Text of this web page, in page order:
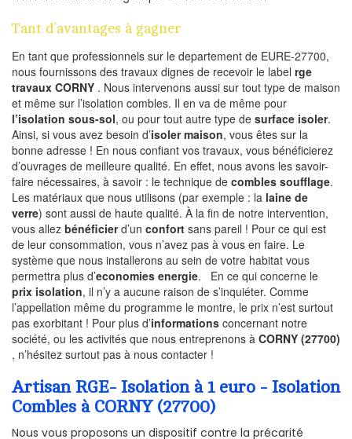
Tant d’avantages à gagner
En tant que professionnels sur le departement de EURE-27700,
nous fournissons des travaux dignes de recevoir le label rge
travaux CORNY . Nous intervenons aussi sur tout type de maison
et même sur l’isolation combles. Il en va de même pour
l’isolation sous-sol, ou pour tout autre type de surface isoler.
Ainsi, si vous avez besoin d’isoler maison, vous êtes sur la
bonne adresse ! En nous confiant vos travaux, vous bénéficierez
d’ouvrages de meilleure qualité. En effet, nous avons les savoir-
faire nécessaires, à savoir : le technique de combles soufflage.
Les matériaux que nous utilisons (par exemple : la laine de
verre) sont aussi de haute qualité. À la fin de notre intervention,
vous allez bénéficierd’un confort sans pareil ! Pour ce qui est
de leur consommation, vous n’avez pas à vous en faire. Le
système que nous installerons au sein de votre habitat vous
permettra plus d’economies energie. En ce qui concerne le
prix isolation, il n’y a aucune raison de s’inquiéter. Comme
l’appellation même du programme le montre, le prix n’est surtout
pas exorbitant ! Pour plus d’informations concernant notre
société, ou les activités que nous entreprenons à CORNY (27700)
, n’hésitez surtout pas à nous contacter !
Artisan RGE- Isolation à 1 euro - Isolation
Combles à CORNY (27700)
Nous vous proposons un dispositif contre la précarité